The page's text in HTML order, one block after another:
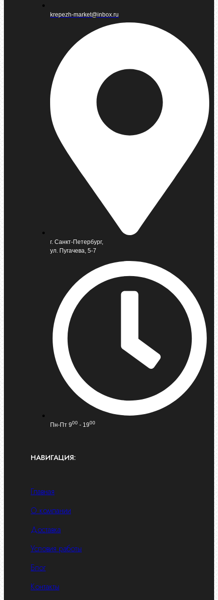
krepezh-market@inbox.ru
г. Санкт-Петербург,
ул. Пугачева, 5-7
Пн-Пт 900 - 1900
НАВИГАЦИЯ:
Главная
О компании
Доставка
Условия работы
Блог
Контакты